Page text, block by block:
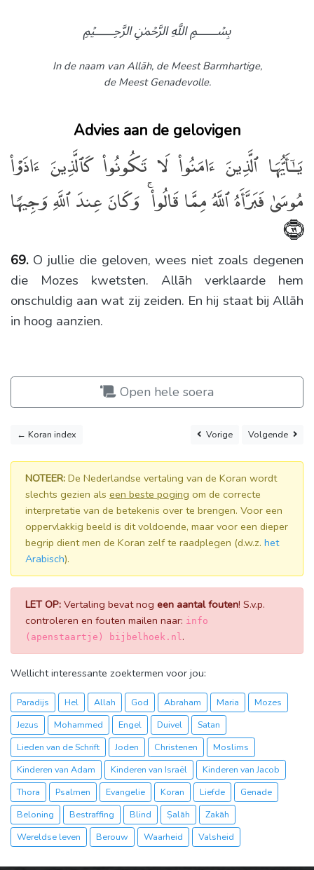
In de naam van Allāh, de Meest Barmhartige,
de Meest Genadevolle.
﷽
Advies aan de gelovigen
69. O jullie die geloven, wees niet zoals degenen
die Mozes kwetsten. Allāh verklaarde hem
onschuldig aan wat zij zeiden. En hij staat bij Allāh
in hoog aanzien.
يَـٰٓأَيُّهَا ٱلَّذِينَ ءَامَنُوا۟ لَا تَكُونُوا۟ كَٱلَّذِينَ ءَاذَوْا۟
مُوسَىٰ فَبَرَّأَهُ ٱللَّهُ مِمَّا قَالُوا۟ ۚ وَكَانَ عِندَ ٱللَّهِ وَجِيهًۭا
﴿٦٩﴾
Open hele soera
← Koran index Vorige Volgende
NOTEER: De Nederlandse vertaling van de Koran wordt
slechts gezien als een beste poging om de correcte
interpretatie van de betekenis over te brengen. Voor een
oppervlakkig beeld is dit voldoende, maar voor een dieper
begrip dient men de Koran zelf te raadplegen (d.w.z. het
Arabisch).
LET OP: Vertaling bevat nog een aantal fouten! S.v.p.
controleren en fouten mailen naar: info
(apenstaartje) bijbelhoek.nl.
Wellicht interessante zoektermen voor jou:
Paradijs Hel Allah God Abraham Maria
Mozes
Jezus
Mohammed Engel Duivel
Satan
Lieden van de Schrift
Joden Christenen
Moslims
Kinderen van Adam
Kinderen van Israël
Kinderen van Jacob
Thora
Psalmen Evangelie Koran Liefde
Genade
Beloning
Bestraffing Blind Ṣalāh
Zakāh
Wereldse leven
Berouw Waarheid Valsheid